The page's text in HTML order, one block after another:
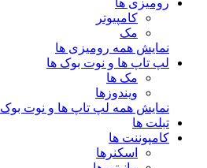
کامپیوتر
مک
نمایش همه رومیزی ها
لپ تاپ ها و نوت بوک ها
مک ها
ویندوزها
نمایش همه لپ تاپ ها و نوت بوک
تبلت ها
کامپوننت ها
اسکنرها